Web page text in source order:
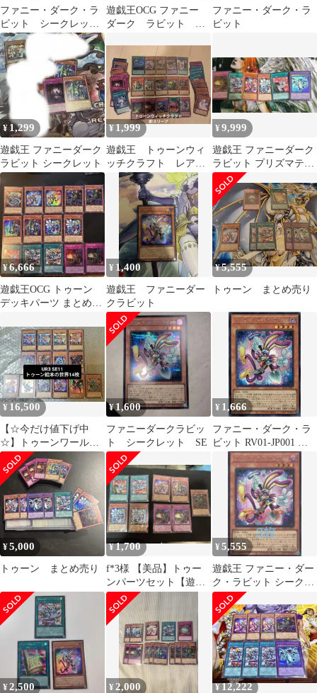
ファニー・ダーク・ラ
ビット シークレット
RV01-JP001 遊戯王
遊戯王OCG ファニー
ダーク ラビット ウ
ファニー・ダーク・ラ
ビット
¥ 1,299
遊戯王 ファニーダーク
ラビット シークレット
¥1,999
遊戯王 トゥーンウィ
ッチクラフト レアカ
ードまとめ売り
¥9,999
遊戯王 ファニーダーク
ラビット プリズマティ
ック ほか6枚 まとめ売
り
¥6,666
遊戯王OCG トゥーン
デッキパーツ まとめ売
ン・しおり
¥ 1,400
遊戯王 ファニーダー
クラビット
¥5,555
トゥーン まとめ売り
¥ 16,500
【☆今だけ値下げ中
☆】トゥーンワールド
絵本の中の世界のモン
スター達 14枚
¥ 1,600
ファニーダークラビッ
ト シークレット SE
¥ 1,666
ファニー・ダーク・ラ
ビット RV01-JP001 シ
ークレットレア レボリ
ューション・ブースタ
ー 遊戯王 トレカ道
¥5,000
トゥーン まとめ売り
¥1,700
f*3様 【美品】トゥー
ンパーツセット【遊戯
王】
¥5,555
遊戯王 ファニー・ダー
ク・ラビット シークレ
ット アジア 3枚
¥2,500 ¥ 2,000 ¥12,222